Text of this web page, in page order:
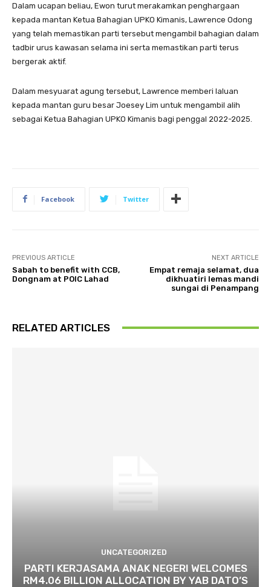
Dalam ucapan beliau, Ewon turut merakamkan penghargaan
kepada mantan Ketua Bahagian UPKO Kimanis, Lawrence Odong
yang telah memastikan parti tersebut mengambil bahagian dalam
tadbir urus kawasan selama ini serta memastikan parti terus
bergerak aktif.
Dalam mesyuarat agung tersebut, Lawrence memberi laluan
kepada mantan guru besar Joesey Lim untuk mengambil alih
sebagai Ketua Bahagian UPKO Kimanis bagi penggal 2022-2025.
Facebook Twitter
PREVIOUS ARTICLE
Sabah to benefit with CCB,
Dongnam at POIC Lahad
NEXT ARTICLE
Empat remaja selamat, dua
dikhuatiri lemas mandi
sungai di Penampang
RELATED ARTICLES
UNCATEGORIZED
PARTI KERJASAMA ANAK NEGERI WELCOMES
RM4.06 BILLION ALLOCATION BY YAB DATO’S